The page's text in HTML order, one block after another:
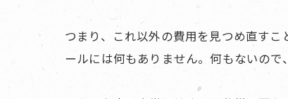
つまり、これ以外の費用を見つめ直す
ールには何もありません。何もないので